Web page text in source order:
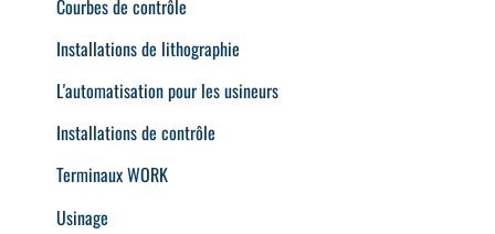
Courbes de contrôle
Installations de lithographie
L'automatisation pour les usineurs
Installations de contrôle
Terminaux WORK
Usinage